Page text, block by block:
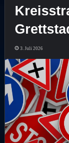
3. Juli 2026